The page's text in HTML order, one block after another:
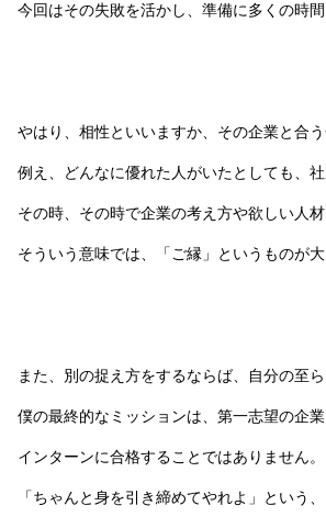
今回はその失敗を活かし、準備に多くの時
やはり、相性といいますか、その企業と合
例え、どんなに優れた人がいたとしても、
その時、その時で企業の考え方や欲しい人
そういう意味では、「ご縁」というものが
また、別の捉え方をするならば、自分の至
僕の最終的なミッションは、第一志望の企
インターンに合格することではありません。
「ちゃんと身を引き締めてやれよ」という